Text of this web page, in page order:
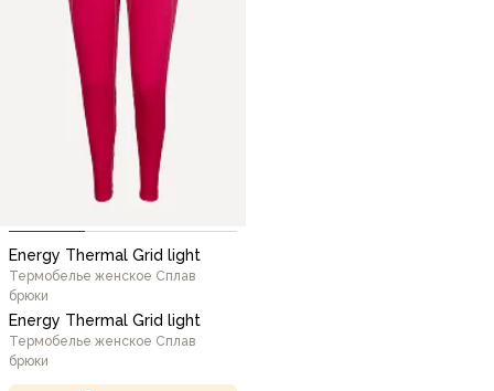
Energy Thermal Grid light
Термобелье женское Сплав
брюки
Energy Thermal Grid light
Термобелье женское Сплав
брюки